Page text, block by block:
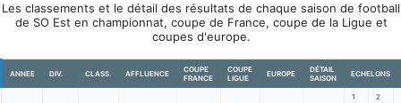
Les classements et le détail des résultats de chaque saison de football
de SO Est en championnat, coupe de France, coupe de la Ligue et
coupes d'europe.
ANNEE DIV. CLASS. AFFLUENCE
COUPE
FRANCE
COUPE
LIGUE
EUROPE
DÉTAIL
SAISON
ECHELONS
1 2